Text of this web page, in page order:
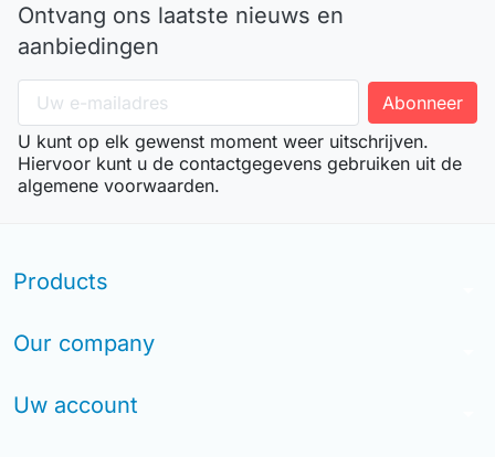
Ontvang ons laatste nieuws en
aanbiedingen
U kunt op elk gewenst moment weer uitschrijven.
Hiervoor kunt u de contactgegevens gebruiken uit de
algemene voorwaarden.
Products
Our company
Uw account